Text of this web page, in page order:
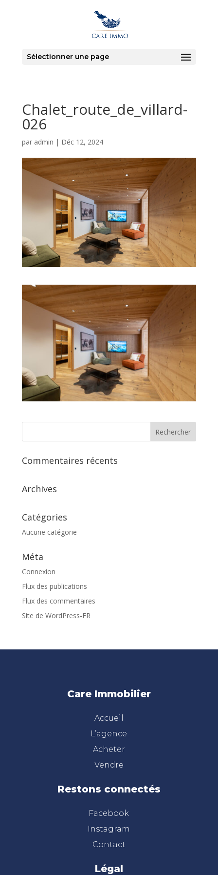
Sélectionner une page
Chalet_route_de_villard-
026
par admin | Déc 12, 2024
Commentaires récents
Archives
Catégories
Aucune catégorie
Méta
Connexion
Flux des publications
Flux des commentaires
Site de WordPress-FR
Care Immobilier
Accueil
L’agence
Acheter
Vendre
Restons connectés
Facebook
Instagram
Contact
Légal